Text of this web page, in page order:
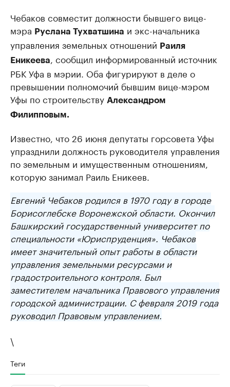
Чебаков совместит должности бывшего вице-
мэра Руслана Тухватшина и экс-начальника
управления земельных отношений Раиля
Еникеева, сообщил информированный источник
РБК Уфа в мэрии. Оба фигурируют в деле о
превышении полномочий бывшим вице-мэром
Уфы по строительству Александром
Филипповым.
Известно, что 26 июня депутаты горсовета Уфы
упразднили должность руководителя управления
по земельным и имущественным отношениям,
которую занимал Раиль Еникеев.
Евгений Чебаков родился в 1970 году в городе
Борисоглебске Воронежской области. Окончил
Башкирский государственный университет по
специальности «Юриспруденция». Чебаков
имеет значительный опыт работы в области
управления земельными ресурсами и
градостроительного контроля. Был
заместителем начальника Правового управления
городской администрации. С февраля 2019 года
руководил Правовым управлением.
\
Теги